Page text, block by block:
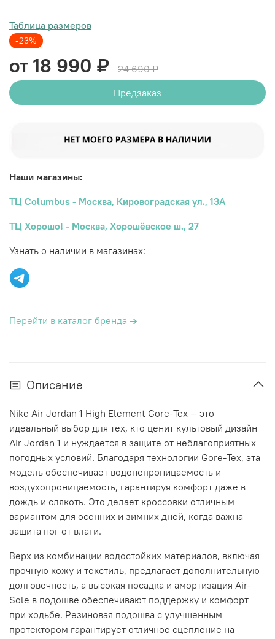
Таблица размеров
-23%
от 18 990 ₽
24 690 ₽
Предзаказ
Наши магазины:
ТЦ Columbus - Москва, Кировоградская ул., 13А
ТЦ Хорошо! - Москва, Хорошёвское ш., 27
Узнать о наличии в магазинах:
Перейти в каталог бренда →
Описание
Nike Air Jordan 1 High Element Gore-Tex — это
идеальный выбор для тех, кто ценит культовый дизайн
Air Jordan 1 и нуждается в защите от неблагоприятных
погодных условий. Благодаря технологии Gore-Tex, эта
модель обеспечивает водонепроницаемость и
воздухопроницаемость, гарантируя комфорт даже в
дождь и слякоть. Это делает кроссовки отличным
вариантом для осенних и зимних дней, когда важна
защита ног от влаги.
Верх из комбинации водостойких материалов, включая
прочную кожу и текстиль, предлагает дополнительную
долговечность, а высокая посадка и амортизация Air-
Sole в подошве обеспечивают поддержку и комфорт
при ходьбе. Резиновая подошва с улучшенным
протектором гарантирует отличное сцепление на